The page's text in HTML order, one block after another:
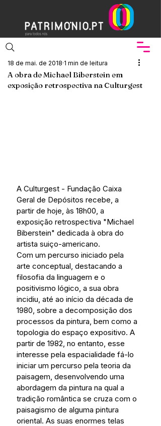
A obra de Michael Biberstein em
exposição retrospectiva na Culturgest
18 de mai. de 2018 1 min de leitura
A Culturgest - Fundação Caixa
Geral de Depósitos recebe, a
partir de hoje, às 18h00, a
exposição retrospectiva "Michael
Biberstein" dedicada à obra do
artista suiço-americano.
Com um percurso iniciado pela
arte conceptual, destacando a
filosofia da linguagem e o
positivismo lógico, a sua obra
incidiu, até ao início da década de
1980, sobre a decomposição dos
processos da pintura, bem como a
topologia do espaço expositivo. A
partir de 1982, no entanto, esse
interesse pela espacialidade fá-lo
iniciar um percurso pela teoria da
paisagem, desenvolvendo uma
abordagem da pintura na qual a
tradição romântica se cruza com o
paisagismo de alguma pintura
oriental. As suas enormes telas